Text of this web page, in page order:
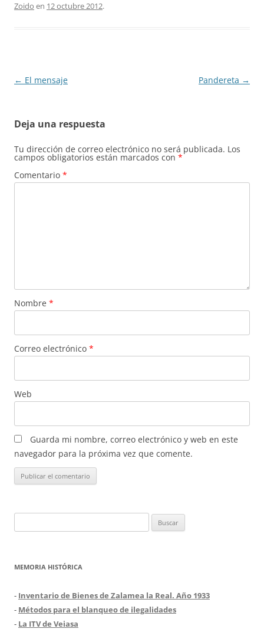
Zoido en 12 octubre 2012.
Navegación
← El mensaje Pandereta →
Deja una respuesta
Tu dirección de correo electrónico no será publicada. Los
campos obligatorios están marcados con *
Comentario *
Nombre *
Correo electrónico *
Web
Guarda mi nombre, correo electrónico y web en este
navegador para la próxima vez que comente.
MEMORIA HISTÓRICA
- Inventario de Bienes de Zalamea la Real. Año 1933
- Métodos para el blanqueo de ilegalidades
- La ITV de Veiasa